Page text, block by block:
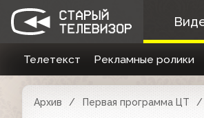
Телетекст Рекламные ролики
Архив Первая программа ЦТ